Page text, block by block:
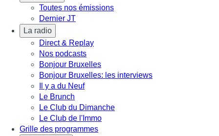
Toutes nos émissions
Dernier JT
La radio
Direct & Replay
Nos podcasts
Bonjour Bruxelles
Bonjour Bruxelles: les interviews
Il y a du Neuf
Le Brunch
Le Club du Dimanche
Le Club de l'Immo
Grille des programmes